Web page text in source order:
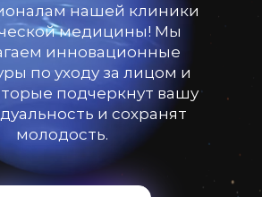
нашей клиники
медицины! Мы
инновационные
по уходу за лицом и
подчеркнут вашу
и сохранят
молодость.